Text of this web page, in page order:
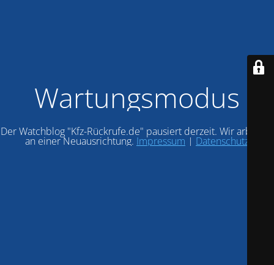
Wartungsmodus
Der Watchblog "Kfz-Rückrufe.de" pausiert derzeit. Wir arbeiten
an einer Neuausrichtung. Impressum | Datenschutz